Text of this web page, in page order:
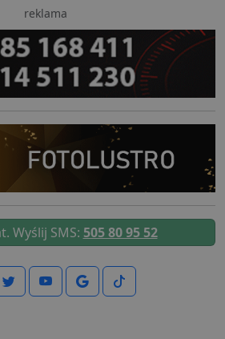
reklama
Wyślij SMS: 505 80 95 52